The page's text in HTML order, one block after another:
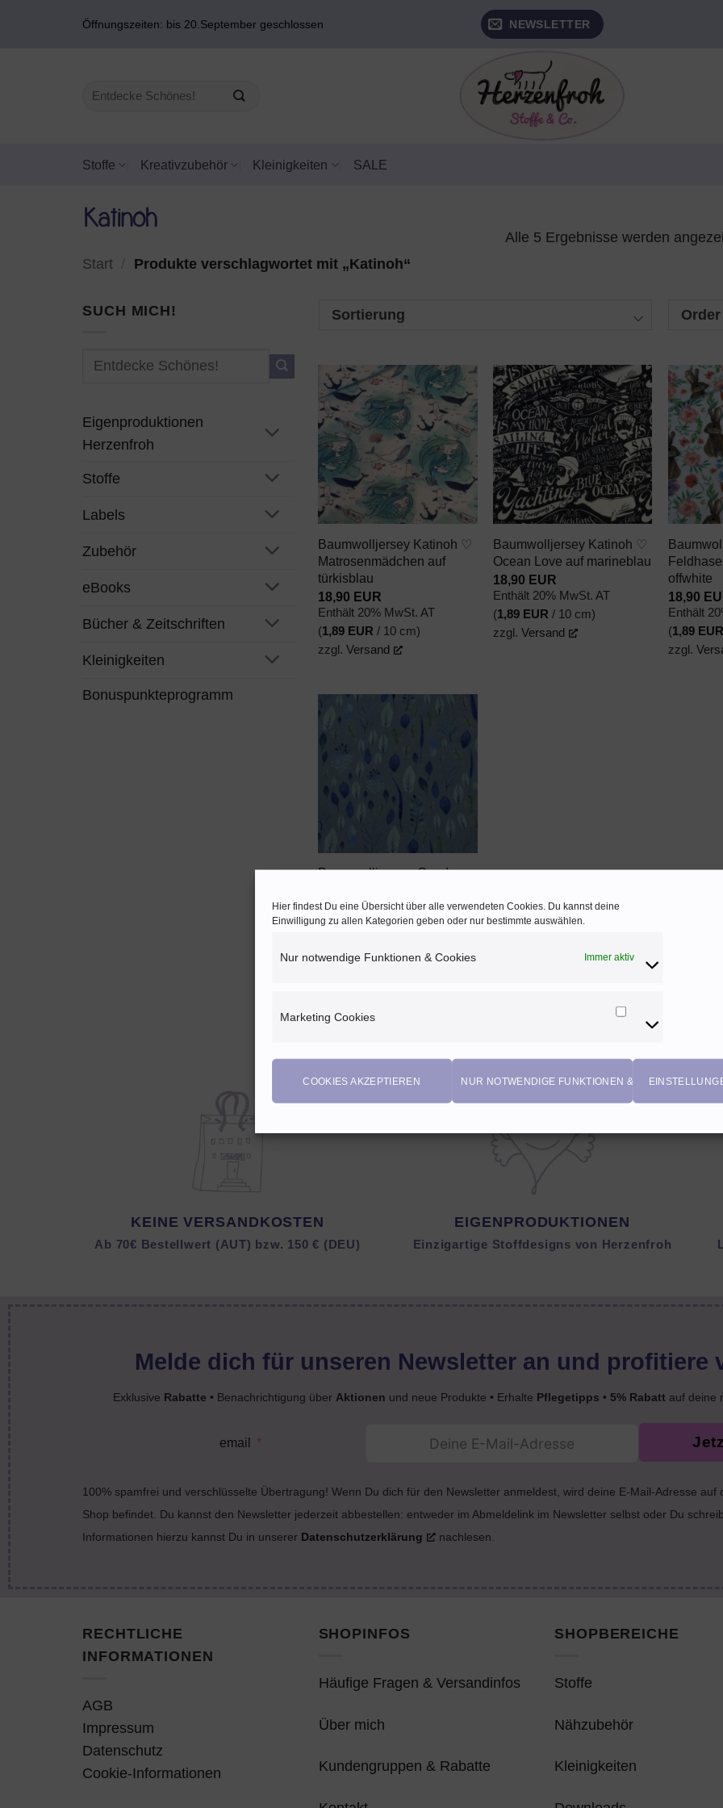
Hier findest Du eine Übersicht über alle verwendeten Cookies. Du kannst deine
Einwilligung zu allen Kategorien geben oder nur bestimmte auswählen.
Nur notwendige Funktionen & Cookies Immer aktiv
Marketing Cookies
Marketing
COOKIES AKZEPTIEREN NUR NOTWENDIGE FUNKTIONEN & COOKIES
Öffnungszeiten: bis 20.September geschlossen NEWSLETTER
Suchen
Stoffe Kreativzubehör Kleinigkeiten SALE
Katinoh
Start Produkte verschlagwortet mit „Katinoh“
Alle 5 Ergebnisse werden
SUCH MICH!
Suchen
Eigenproduktionen
Herzenfroh
Stoffe
Labels
Zubehör
eBooks
Bücher & Zeitschriften
Kleinigkeiten
Bonuspunkteprogramm
Sortierung
AUF DEN
WUNSCHZETTEL
+
Baumwolljersey Katinoh ♡
Matrosenmädchen auf
türkisblau
18,90 EUR
Enthält 20% MwSt. AT
(1,89 EUR / 10 cm)
zzgl.Versand
AUF DEN
WUNSCHZETTEL
+
Baumwolljersey Katinoh ♡
Ocean Love auf marineblau
18,90 EUR
Enthält 20% MwSt. AT
(1,89 EUR / 10 cm)
zzgl.Versand
+
offwhite
18,90
Enthält
(1,89 EUR
zzgl.
Baumwolljersey „Good
18,90EUR
Enthält 20% MwSt. AT
zzgl.Versand
KEINE VERSANDKOSTEN
Ab 70€ Bestellwert (AUT) bzw. 150 € (DEU)
EIGENPRODUKTIONEN
Einzigartige Stoffdesigns von Herzenfroh
Melde dich für unseren Newsletter an und profitiere
Exklusive Rabatte • Benachrichtigung über Aktionen und neue Produkte • Erhalte Pflegetipps • 5% Rabatt auf deine
email
100% spamfrei und verschlüsselte Übertragung! Wenn Du dich für den Newsletter anmeldest, wird deine E-Mail-Adresse
Shop befindet. Du kannst den Newsletter jederzeit abbestellen: entweder im Abmeldelink im Newsletter selbst oder Du
Informationen hierzu kannst Du in unserer Datenschutzerklärung nachlesen.
RECHTLICHE
INFORMATIONEN
AGB
Impressum
Datenschutz
Cookie-Informationen
SHOPINFOS
Häufige Fragen & Versandinfos
Über mich
Kundengruppen & Rabatte
SHOPBEREICHE
Stoffe
Nähzubehör
Kleinigkeiten